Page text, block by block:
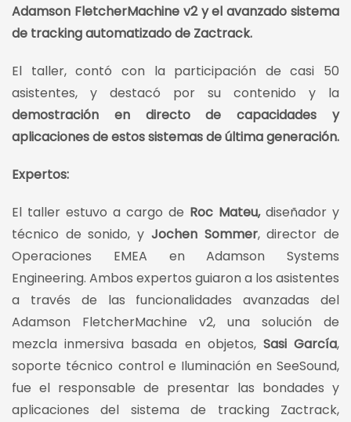
Adamson FletcherMachine v2 y el avanzado sistema
de tracking automatizado de Zactrack.
El taller, contó con la participación de casi 50
asistentes, y destacó por su contenido y la
demostración en directo de capacidades y
aplicaciones de estos sistemas de última generación.
Expertos:
El taller estuvo a cargo de Roc Mateu, diseñador y
técnico de sonido, y Jochen Sommer, director de
Operaciones EMEA en Adamson Systems
Engineering. Ambos expertos guiaron a los asistentes
a través de las funcionalidades avanzadas del
Adamson FletcherMachine v2, una solución de
mezcla inmersiva basada en objetos, Sasi García,
soporte técnico control e Iluminación en SeeSound,
fue el responsable de presentar las bondades y
aplicaciones del sistema de tracking Zactrack,